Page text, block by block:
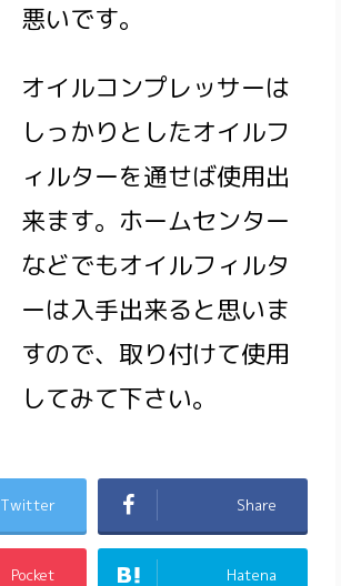
悪いです。
オイルコンプレッサーは
しっかりとしたオイルフ
ィルターを通せば使用出
来ます。ホームセンター
などでもオイルフィルタ
ーは入手出来ると思いま
すので、取り付けて使用
してみて下さい。
Twitter Share
Pocket Hatena